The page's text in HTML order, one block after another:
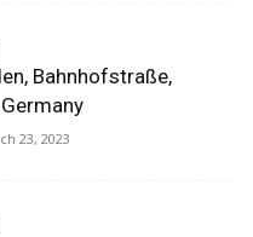
Bahnhofstraße,
23, 2023